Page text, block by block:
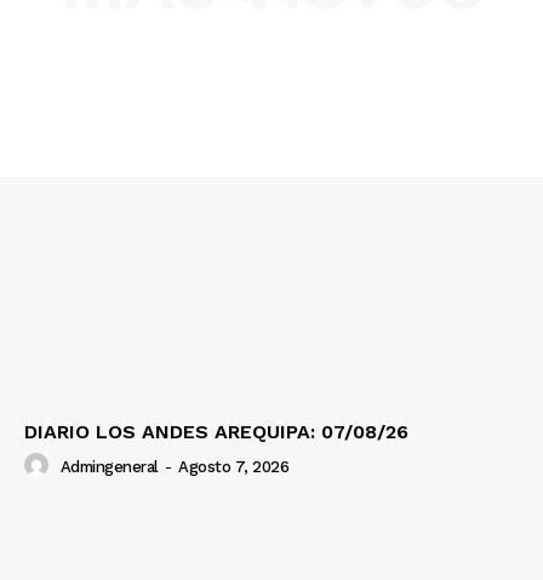
DIARIO LOS ANDES AREQUIPA: 07/08/26
Admingeneral - Agosto 7, 2026